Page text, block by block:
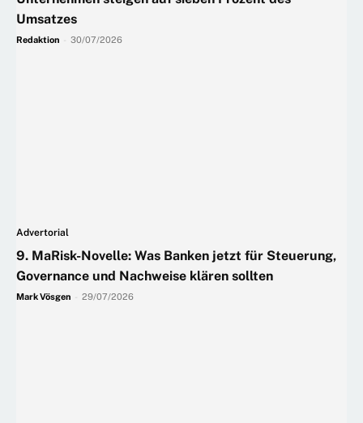
Umsatzes
Redaktion 30/07/2026
Advertorial
9. MaRisk-Novelle: Was Banken jetzt für Steuerung,
Governance und Nachweise klären sollten
Mark Vösgen 29/07/2026